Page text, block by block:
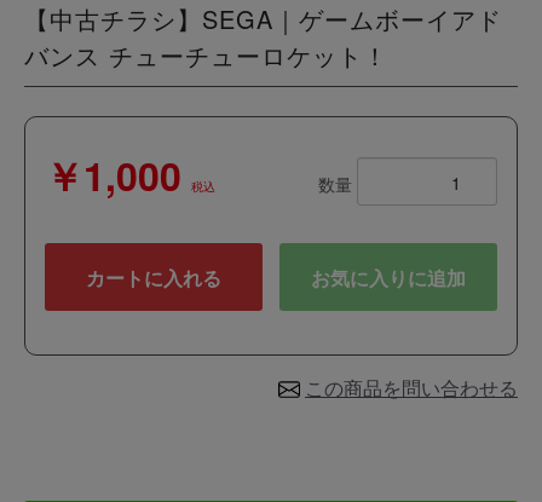
【中古チラシ】SEGA｜ゲームボーイアド
バンス チューチューロケット！
￥1,000 税込 数量
カートに入れる お気に入りに追加
この商品を問い合わせる